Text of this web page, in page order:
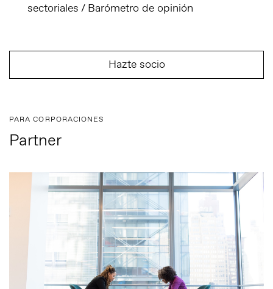
sectoriales / Barómetro de opinión
Hazte socio
PARA CORPORACIONES
Partner